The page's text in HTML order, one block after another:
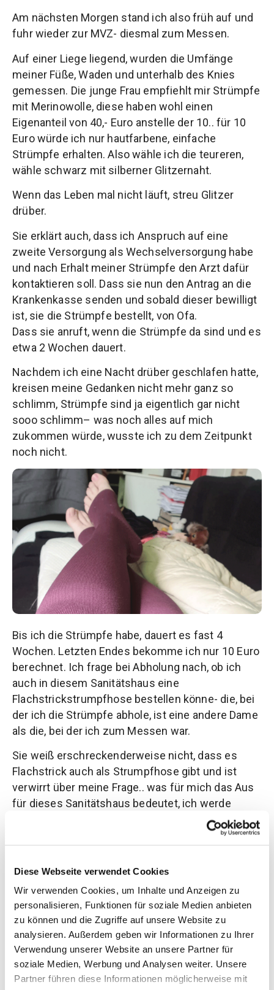
Diese Webseite verwendet Cookies
Wir verwenden Cookies, um Inhalte und Anzeigen zu
personalisieren, Funktionen für soziale Medien anbieten
zu können und die Zugriffe auf unsere Website zu
analysieren. Außerdem geben wir Informationen zu Ihrer
Verwendung unserer Website an unsere Partner für
soziale Medien, Werbung und Analysen weiter. Unsere
Partner führen diese Informationen möglicherweise mit
Am nächsten Morgen stand ich also früh auf und
fuhr wieder zur MVZ- diesmal zum Messen.
Auf einer Liege liegend, wurden die Umfänge
meiner Füße, Waden und unterhalb des Knies
gemessen. Die junge Frau empfiehlt mir Strümpfe
mit Merinowolle, diese haben wohl einen
Eigenanteil von 40,- Euro anstelle der 10.. für 10
Euro würde ich nur hautfarbene, einfache
Strümpfe erhalten. Also wähle ich die teureren,
wähle schwarz mit silberner Glitzernaht.
Wenn das Leben mal nicht läuft, streu Glitzer
drüber.
Sie erklärt auch, dass ich Anspruch auf eine
zweite Versorgung als Wechselversorgung habe
und nach Erhalt meiner Strümpfe den Arzt dafür
kontaktieren soll. Dass sie nun den Antrag an die
Krankenkasse senden und sobald dieser bewilligt
ist, sie die Strümpfe bestellt, von Ofa.
Dass sie anruft, wenn die Strümpfe da sind und es
etwa 2 Wochen dauert.
Nachdem ich eine Nacht drüber geschlafen hatte,
kreisen meine Gedanken nicht mehr ganz so
schlimm, Strümpfe sind ja eigentlich gar nicht
sooo schlimm– was noch alles auf mich
zukommen würde, wusste ich zu dem Zeitpunkt
noch nicht.
Bis ich die Strümpfe habe, dauert es fast 4
Wochen. Letzten Endes bekomme ich nur 10 Euro
berechnet. Ich frage bei Abholung nach, ob ich
auch in diesem Sanitätshaus eine
Flachstrickstrumpfhose bestellen könne- die, bei
der ich die Strümpfe abhole, ist eine andere Dame
als die, bei der ich zum Messen war.
Sie weiß erschreckenderweise nicht, dass es
Flachstrick auch als Strumpfhose gibt und ist
verwirrt über meine Frage.. was für mich das Aus
für dieses Sanitätshaus bedeutet, ich werde
das ist gut. Es fühlt sich sogar gut an.. zunächst.
Denn auch, wenn sich die Waden nun besser
fühlen, am Ende des Tages mit Kniestrümpfen tun
dann halt die Oberschenkel weh.
Mittlerweile besitze ich 2 Strumpfhosen und
besagte Kniestrümpfe. Die Strumpfhosen sind
super. Die Kniestrümpfe reichen nicht aus. Über